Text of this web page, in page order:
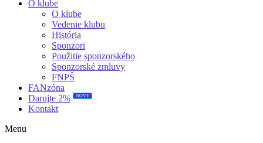
O klube
O klube
Vedenie klubu
História
Sponzori
Použitie sponzorského
Sponzorské zmluvy
FNPŠ
FANzóna
Darujte 2%
NOVÉ
Kontakt
Menu